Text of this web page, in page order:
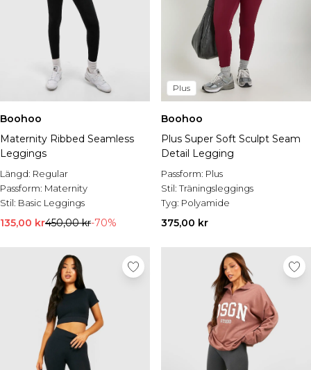
Boohoo
Maternity Ribbed Seamless
Leggings
Längd: Regular
Passform: Maternity
Stil: Basic Leggings
135,00 kr450,00 kr-70%
Plus
Boohoo
Plus Super Soft Sculpt Seam
Detail Legging
Passform: Plus
Stil:Träningsleggings
Tyg: Polyamide
375,00 kr